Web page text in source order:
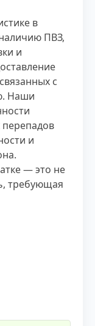
в
ПВЗ,
и
с
Наши
перепадов
и
— это не
требующая